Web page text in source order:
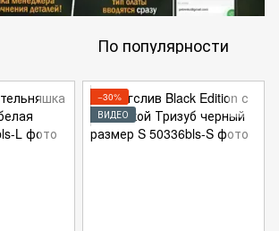
По популярности
−30%
ВИДЕО